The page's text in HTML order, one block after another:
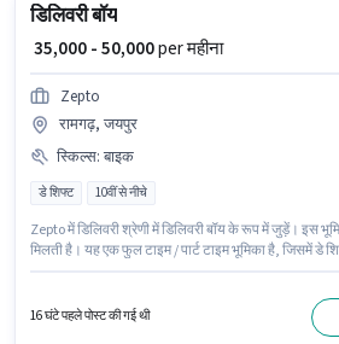
डिलिवरी बॉय
₹ 35,000 - 50,000per महीना
Zepto
रामगढ़, जयपुर
स्किल्स: बाइक
डे शिफ्ट 10वीं से नीचे
Zepto में डिलिवरी श्रेणी में डिलिवरी बॉय के रूप में जुड़ें। इस
मिलती है। यह एक फुल टाइम / पार्ट टाइम भूमिका है, जिसमें
16 घंटे पहले पोस्ट की गई थी